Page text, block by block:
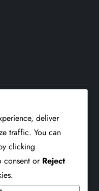
deliver
traffic. You can
clicking
consent or Reject